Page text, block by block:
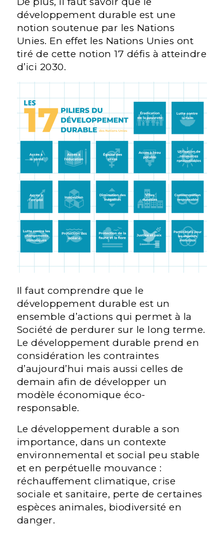
développement durable est une
notion soutenue par les Nations
Unies. En effet les Nations Unies ont
tiré de cette notion 17 défis à atteindre
d’ici 2030.
Il faut comprendre que le
développement durable est un
ensemble d’actions qui permet à la
Société de perdurer sur le long terme.
Le développement durable prend en
considération les contraintes
d’aujourd’hui mais aussi celles de
demain afin de développer un
modèle économique éco-
responsable.
Le développement durable a son
importance, dans un contexte
environnemental et social peu stable
et en perpétuelle mouvance :
réchauffement climatique, crise
sociale et sanitaire, perte de certaines
espèces animales, biodiversité en
danger.